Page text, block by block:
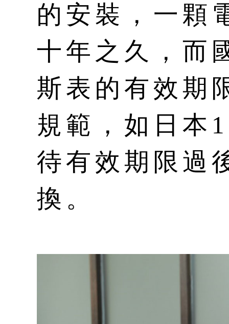
的安裝，一顆
十年之久，而
斯表的有效期
規範，如日本
待有效期限過
換。